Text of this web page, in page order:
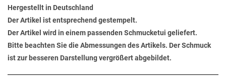
Hergestellt in Deutschland
Der Artikel ist entsprechend gestempelt.
Der Artikel wird in einem passenden Schmucketui geliefert.
Bitte beachten Sie die Abmessungen des Artikels. Der Schmuck
ist zur besseren Darstellung vergrößert abgebildet.